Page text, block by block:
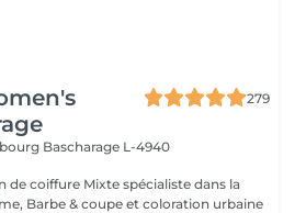
279
Bascharage L-4940
de coiffure Mixte spécialiste dans la
Barbe & coupe et coloration urbaine